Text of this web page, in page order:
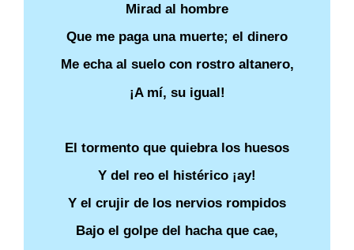
Mirad al hombre
Que me paga una muerte; el dinero
Me echa al suelo con rostro altanero,
¡A mí, su igual!
El tormento que quiebra los huesos
Y del reo el histérico ¡ay!
Y el crujir de los nervios rompidos
Bajo el golpe del hacha que cae,